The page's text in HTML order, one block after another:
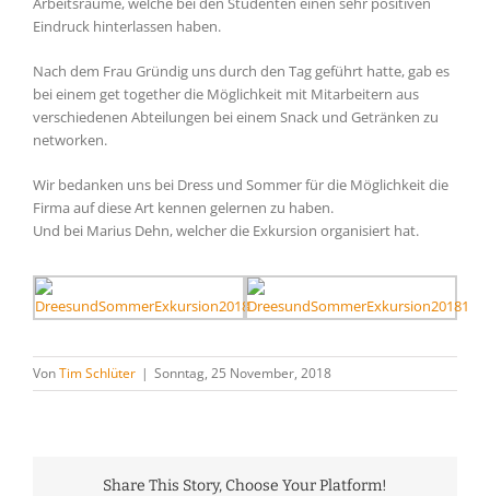
Eindruck hinterlassen haben.
Nach dem Frau Gründig uns durch den Tag geführt hatte, gab es
bei einem get together die Möglichkeit mit Mitarbeitern aus
verschiedenen Abteilungen bei einem Snack und Getränken zu
networken.
Wir bedanken uns bei Dress und Sommer für die Möglichkeit die
Firma auf diese Art kennen gelernen zu haben.
Und bei Marius Dehn, welcher die Exkursion organisiert hat.
VonTim Schlüter | Sonntag, 25 November, 2018
Share This Story, Choose Your Platform!